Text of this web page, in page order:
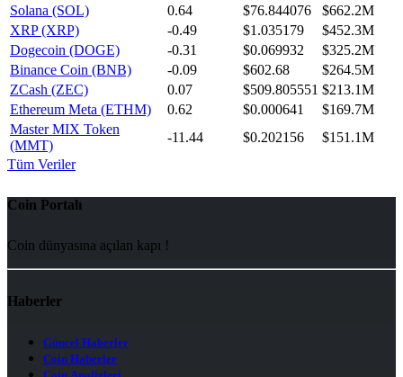
Solana (SOL)
0.64 $76.844076
$662.2M
XRP (XRP)
-0.49 $1.035179
$452.3M
Dogecoin (DOGE)
-0.31 $0.069932
$325.2M
Binance Coin (BNB)
-0.09 $602.68
$264.5M
ZCash (ZEC)
0.07 $509.805551 $213.1M
Ethereum Meta (ETHM)
0.62 $0.000641
$169.7M
Master MIX Token
(MMT)
-11.44 $0.202156
$151.1M
Tüm Veriler
Coin Portalı
Coin dünyasına açılan kapı !
Haberler
Güncel Haberler
Coin Haberler